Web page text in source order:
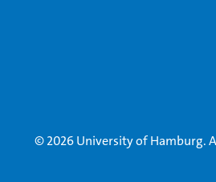
© 2026 University of Hamburg.